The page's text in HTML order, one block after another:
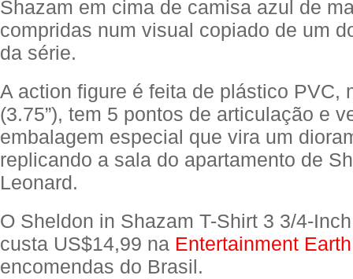
Shazam em cima de camisa azul de
compridas num visual copiado de um
da série.
A action figure é feita de plástico PVC,
(3.75”), tem 5 pontos de articulação e
embalagem especial que vira um
replicando a sala do apartamento de
Leonard.
O Sheldon in Shazam T-Shirt 3 3/4-
custa US$14,99 na Entertainment Earth
encomendas do Brasil.